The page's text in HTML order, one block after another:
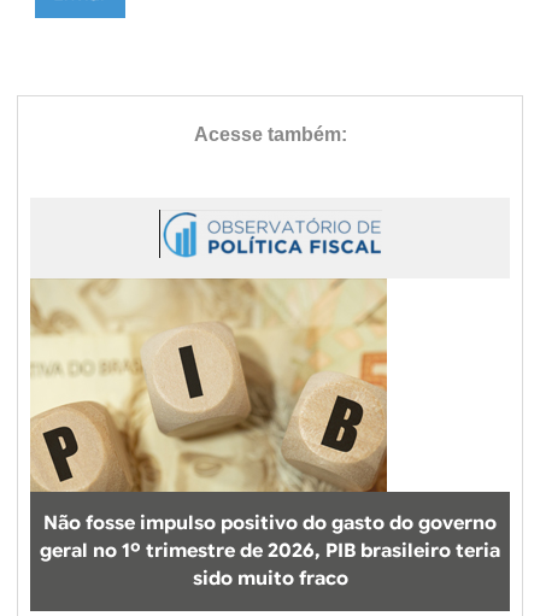
Não fosse impulso positivo do gasto do governo
geral no 1º trimestre de 2026, PIB brasileiro teria
sido muito fraco